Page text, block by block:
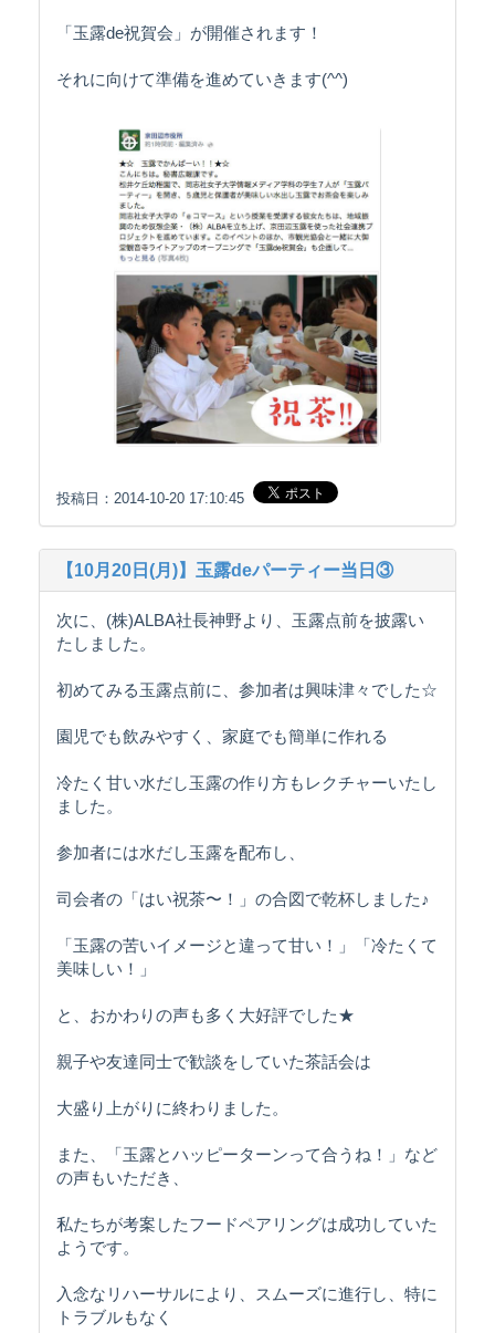
「玉露de祝賀会」が開催されます！
それに向けて準備を進めていきます(^^)
投稿日：2014-10-20 17:10:45
【10月20日(月)】玉露deパーティー当日③
次に、(株)ALBA社長神野より、玉露点前を披露い
たしました。
初めてみる玉露点前に、参加者は興味津々でした☆
園児でも飲みやすく、家庭でも簡単に作れる
冷たく甘い水だし玉露の作り方もレクチャーいたし
ました。
参加者には水だし玉露を配布し、
司会者の「はい祝茶〜！」の合図で乾杯しました♪
「玉露の苦いイメージと違って甘い！」「冷たくて
美味しい！」
と、おかわりの声も多く大好評でした★
親子や友達同士で歓談をしていた茶話会は
大盛り上がりに終わりました。
また、「玉露とハッピーターンって合うね！」など
の声もいただき、
私たちが考案したフードペアリングは成功していた
ようです。
入念なリハーサルにより、スムーズに進行し、特に
トラブルもなく